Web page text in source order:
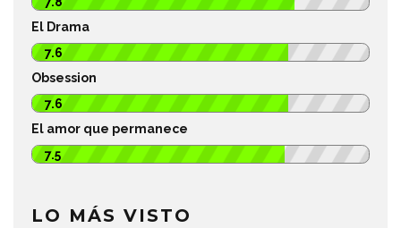
El Drama
7.6
Obsession
7.6
El amor que permanece
7.5
LO MÁS VISTO